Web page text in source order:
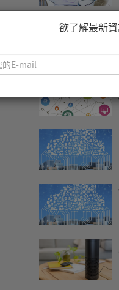
欲了解最新